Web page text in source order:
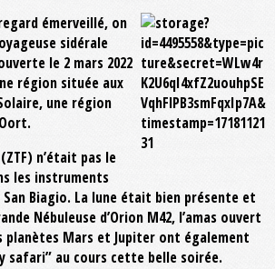
émerveillé, on
sidérale
le 2 mars 2022
région située aux
une région
n’était pas le
les instruments
Biagio. La lune était bien présente et
Nébuleuse d’Orion M42, l’amas ouvert
planètes Mars et Jupiter ont également
safari” au cours cette belle soirée.